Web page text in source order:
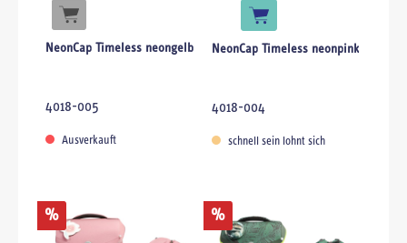
NeonCap Timeless neongelb
4018-005
Ausverkauft
NeonCap Timeless neonpink
4018-004
schnell sein lohnt sich
% %